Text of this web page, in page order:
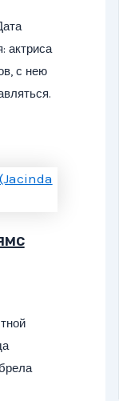
актриса
с нею